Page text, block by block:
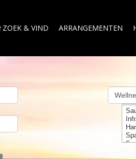
ZOEK & VIND ARRANGEMENTEN